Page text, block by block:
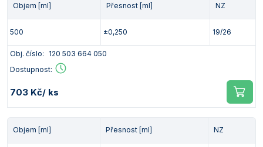
Objem [ml] Přesnost [ml] NZ
500 ±0,250 19/26
Obj. číslo:
120 503 664 050
Dostupnost:
703 Kč/ ks
Objem [ml] Přesnost [ml] NZ